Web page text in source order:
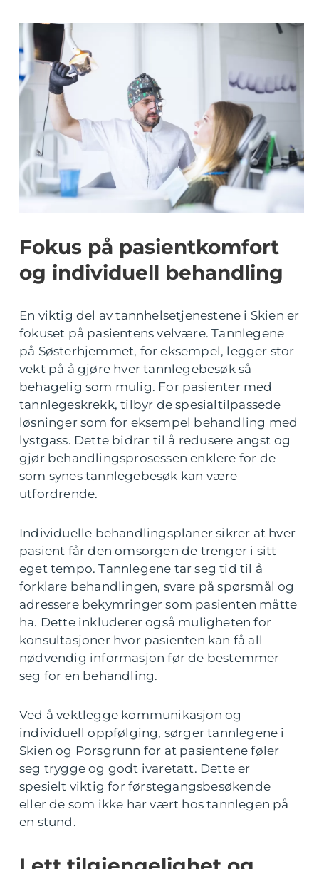
Fokus på pasientkomfort
og individuell behandling
En viktig del av tannhelsetjenestene i Skien er
fokuset på pasientens velvære. Tannlegene
på Søsterhjemmet, for eksempel, legger stor
vekt på å gjøre hver tannlegebesøk så
behagelig som mulig. For pasienter med
tannlegeskrekk, tilbyr de spesialtilpassede
løsninger som for eksempel behandling med
lystgass. Dette bidrar til å redusere angst og
gjør behandlingsprosessen enklere for de
som synes tannlegebesøk kan være
utfordrende.
Individuelle behandlingsplaner sikrer at hver
pasient får den omsorgen de trenger i sitt
eget tempo. Tannlegene tar seg tid til å
forklare behandlingen, svare på spørsmål og
adressere bekymringer som pasienten måtte
ha. Dette inkluderer også muligheten for
konsultasjoner hvor pasienten kan få all
nødvendig informasjon før de bestemmer
seg for en behandling.
Ved å vektlegge kommunikasjon og
individuell oppfølging, sørger tannlegene i
Skien og Porsgrunn for at pasientene føler
seg trygge og godt ivaretatt. Dette er
spesielt viktig for førstegangsbesøkende
eller de som ikke har vært hos tannlegen på
en stund.